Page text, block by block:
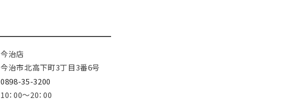
今治店
今治市北高下町3丁目3番6号
0898-35-3200
10：00～20：00